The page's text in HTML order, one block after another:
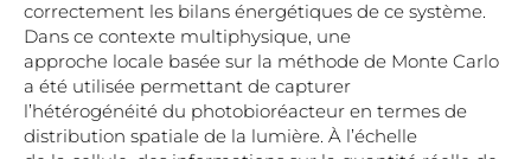
correctement les bilans énergétiques de ce système.
Dans ce contexte multiphysique, une
approche locale basée sur la méthode de Monte Carlo
a été utilisée permettant de capturer
l’hétérogénéité du photobioréacteur en termes de
distribution spatiale de la lumière. À l’échelle